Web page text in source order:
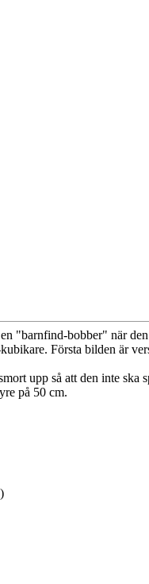
"barnfind-bobber" när
Första bilden är
upp så att den inte
på 50 cm.